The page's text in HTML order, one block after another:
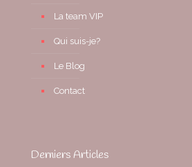
La team VIP
Qui suis-je?
Le Blog
Contact
Derniers Articles